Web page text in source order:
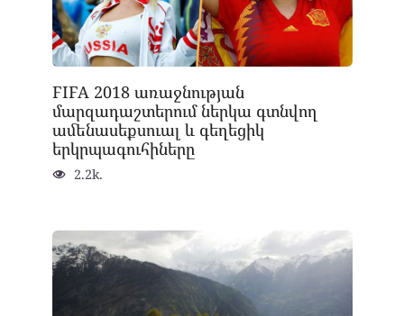
FIFA 2018 առաջնության
մարզադաշտերում ներկա գտնվող
ամենասեքսուալ և գեղեցիկ
երկրպագուհիները
2.2k.